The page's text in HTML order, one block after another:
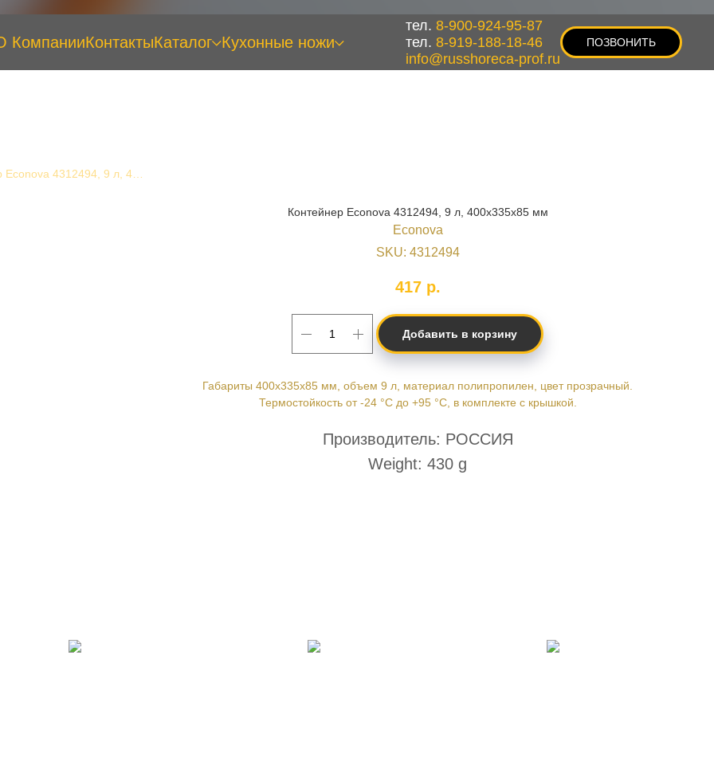
КомпанииКонтактыКаталог Кухонные ножи
тел. 8-900-924-95-87
тел. 8-919-188-18-46
info@russhoreca-prof.ru
ПОЗВОНИТЬ
Контейнер Econova 4312494, 9 л, 400х335х85 мм
Econova
SKU: 4312494
417 р.
Добавить в корзину
Габариты 400х335х85 мм, объем 9 л, материал полипропилен, цвет прозрачный.
Термостойкость от -24 °С до +95 °С, в комплекте с крышкой.
Производитель: РОССИЯ
Weight: 430 g